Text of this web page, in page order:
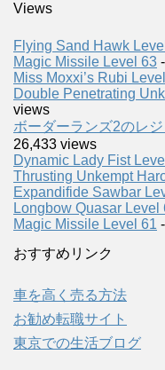
Views
Flying Sand Hawk
Magic Missile Level 63
Miss Moxxi’s Rubi
Double Penetrating
views
ボーダーランズ2のレ
26,433 views
Dynamic Lady Fist
Thrusting Unkempt
Expandifide Sawbar
Longbow Quasar Level
Magic Missile Level 61
おすすめリンク
車を高く売る方法
お勧め転職サイト
東京での生活ブログ